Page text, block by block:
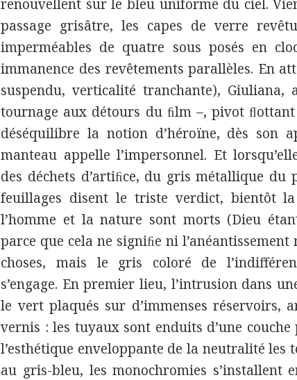
renouvellent sur le bleu uniforme du ciel.
passage grisâtre, les capes de verre
imperméables de quatre sous posés en
immanence des revêtements parallèles. En
suspendu, verticalité tranchante), Giuliana,
tournage aux détours du ﬁlm –, pivot ﬂottant
déséquilibre la notion d’héroïne, dès son
manteau appelle l’impersonnel. Et
des déchets d’artiﬁce, du gris métallique du
feuillages disent le triste verdict, bientôt la
l’homme et la nature sont morts (Dieu
parce que cela ne signiﬁe ni
choses, mais le gris coloré de
s’engage. En premier lieu, l’intrusion dans
le vert plaqués sur d’immenses réservoirs,
vernis : les tuyaux sont enduits d’une
l’esthétique enveloppante de la neutralité les
au gris-bleu, les monochromies s’installent